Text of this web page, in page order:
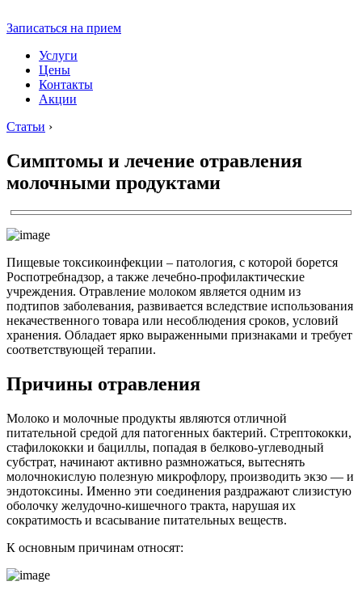
Записаться на прием
Услуги
Цены
Контакты
Акции
Статьи ›
Симптомы и лечение отравления
молочными продуктами
Пищевые токсикоинфекции – патология, с которой борется
Роспотребнадзор, а также лечебно-профилактические
учреждения. Отравление молоком является одним из
подтипов заболевания, развивается вследствие использования
некачественного товара или несоблюдения сроков, условий
хранения. Обладает ярко выраженными признаками и требует
соответствующей терапии.
Причины отравления
Молоко и молочные продукты являются отличной
питательной средой для патогенных бактерий. Стрептококки,
стафилококки и бациллы, попадая в белково-углеводный
субстрат, начинают активно размножаться, вытеснять
молочнокислую полезную микрофлору, производить экзо — и
эндотоксины. Именно эти соединения раздражают слизистую
оболочку желудочно-кишечного тракта, нарушая их
сократимость и всасывание питательных веществ.
К основным причинам относят: